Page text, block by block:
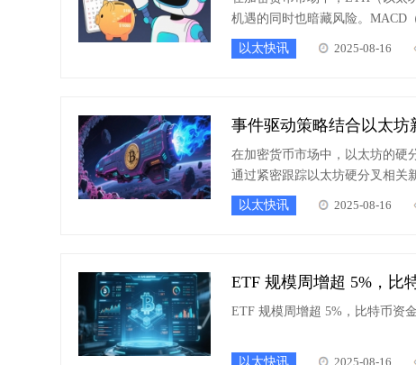
机遇的同时也暗藏风险。MACD
指标的走势分歧，提前识别趋势
原理、应用方法及实战案例，帮
以太快讯 2025-08-16
事件驱动策略结合以太
在加密货币市场中，以太坊的硬
通过紧密跟踪以太坊硬分叉相关
投资者的有效获利方式。本文将
以太快讯 2025-08-16
ETF 规模周增超 5%，比
ETF 规模周增超 5%，比特币资
以太快讯 2025-08-16